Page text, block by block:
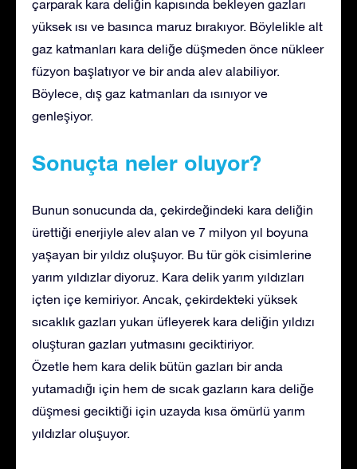
çarparak kara deliğin kapısında bekleyen gazları
yüksek ısı ve basınca maruz bırakıyor. Böylelikle alt
gaz katmanları kara deliğe düşmeden önce nükleer
füzyon başlatıyor ve bir anda alev alabiliyor.
Böylece, dış gaz katmanları da ısınıyor ve
genleşiyor.
Sonuçta neler oluyor?
Bunun sonucunda da, çekirdeğindeki kara deliğin
ürettiği enerjiyle alev alan ve 7 milyon yıl boyuna
yaşayan bir yıldız oluşuyor. Bu tür gök cisimlerine
yarım yıldızlar diyoruz. Kara delik yarım yıldızları
içten içe kemiriyor. Ancak, çekirdekteki yüksek
sıcaklık gazları yukarı üfleyerek kara deliğin yıldızı
oluşturan gazları yutmasını geciktiriyor.
Özetle hem kara delik bütün gazları bir anda
yutamadığı için hem de sıcak gazların kara deliğe
düşmesi geciktiği için uzayda kısa ömürlü yarım
yıldızlar oluşuyor.